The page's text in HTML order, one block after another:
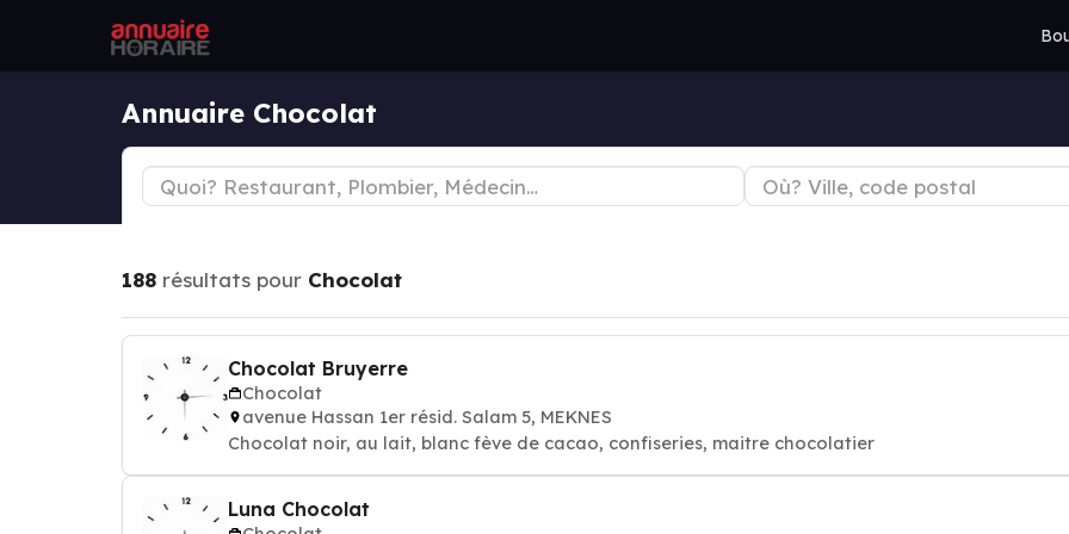
Annuaire Chocolat
188 résultats pour Chocolat
Chocolat Bruyerre
Chocolat
avenue Hassan 1er résid. Salam 5, MEKNES
Chocolat noir, au lait, blanc fève de cacao, confiseries, maitre chocolatier
Luna Chocolat